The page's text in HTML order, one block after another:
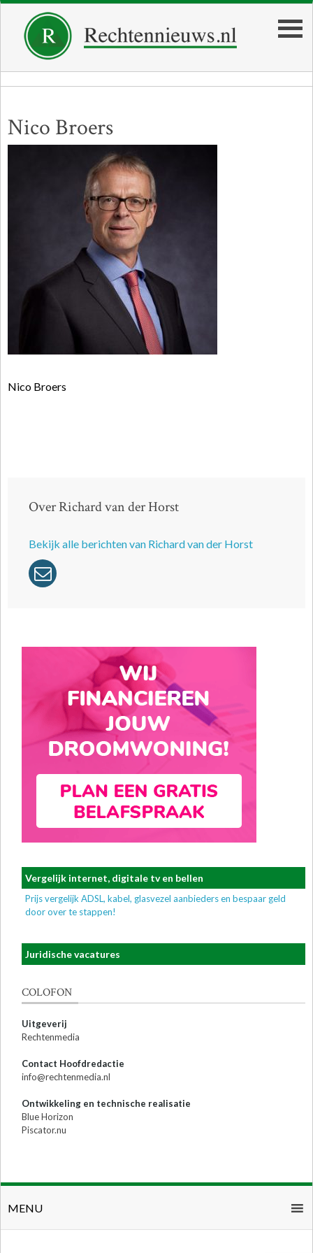
Nico Broers
Nico Broers
Over Richard van der Horst
Bekijk alle berichten van Richard van der Horst
Vergelijk internet, digitale tv en bellen
Prijs vergelijk ADSL, kabel, glasvezel aanbieders en bespaar geld
door over te stappen!
Juridische vacatures
COLOFON
Uitgeverij
Rechtenmedia
Contact Hoofdredactie
info@rechtenmedia.nl
Ontwikkeling en technische realisatie
Blue Horizon
Piscator.nu
MENU